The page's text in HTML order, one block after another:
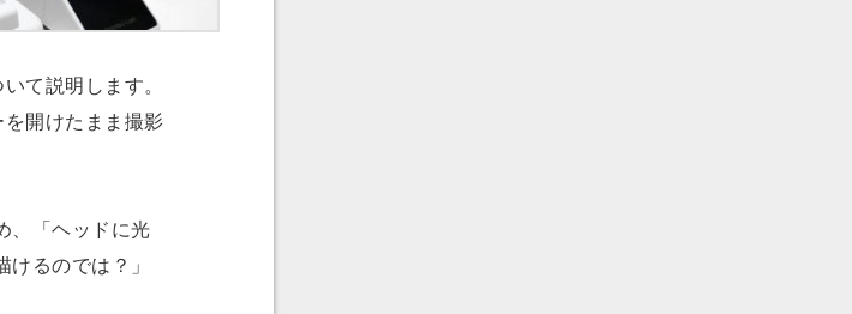
て説明します。
開けたまま撮影
、「ヘッドに光
るのでは？」